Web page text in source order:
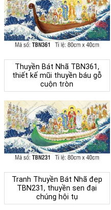
Thuyền Bát Nhã TBN361,
thiết kế mũi thuyền báu gỗ
cuộn tròn
Tranh Thuyền Bát Nhã đẹp
TBN231, thuyền sen đại
chúng hội tụ